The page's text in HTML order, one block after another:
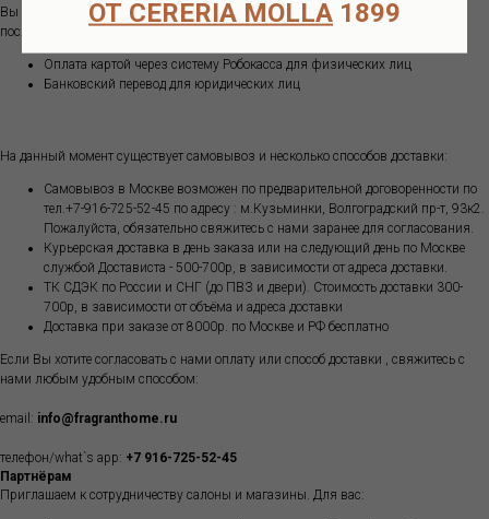
ОТ CERERIA MOLLA 1899
Вы можете оплатить ваш заказ одним из способов (оплата возможна только
после подтверждения наличия товара на складе):
Оплата картой через систему Робокасса для физических лиц
Банковский перевод для юридических лиц
На данный момент существует самовывоз и несколько способов доставки:
Самовывоз в Москве возможен по предварительной договоренности по
тел.+7-916-725-52-45 по адресу : м.Кузьминки, Волгоградский пр-т, 93к2.
Пожалуйста, обязательно свяжитесь с нами заранее для согласования.
Курьерская доставка в день заказа или на следующий день по Москве
службой Достависта - 500-700р, в зависимости от адреса доставки.
ТК СДЭК по России и СНГ (до ПВЗ и двери). Стоимость доставки 300-
700р, в зависимости от объёма и адреса доставки
Доставка при заказе от 8000р. по Москве и РФ бесплатно
Если Вы хотите согласовать с нами оплату или способ доставки , свяжитесь с
нами любым удобным способом:
email: info@fragranthome.ru
телефон/what`s app: +7 916-725-52-45
Партнёрам
Приглашаем к сотрудничеству салоны и магазины. Для вас: